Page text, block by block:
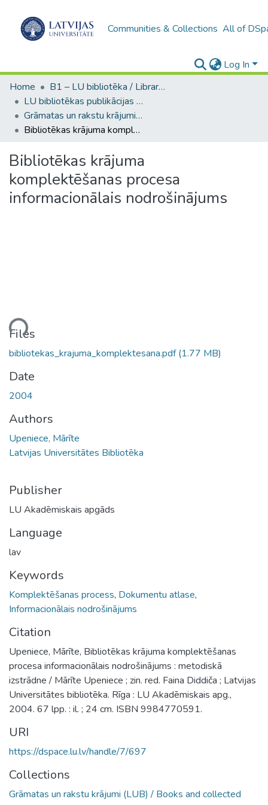
Communities & Collections All of
Log In
Home
B1 – LU bibliotēka / Library of the UL
LU bibliotēkas publikācijas / Publications of the University Library
Grāmatas un rakstu krājumi (LUB) / Books and collected articles
Bibliotēkas krājuma komplektēšanas procesa informacionālais nodrošinājums
Bibliotēkas krājuma
komplektēšanas procesa
informacionālais nodrošinājums
Files
bibliotekas_krajuma_komplektesana.pdf(1.77 MB)
Date
2004
Authors
Upeniece, Mārīte
Latvijas Universitātes Bibliotēka
Publisher
LU Akadēmiskais apgāds
Language
lav
Keywords
Komplektēšanas process, Dokumentu atlase,
Informacionālais nodrošinājums
Citation
Upeniece, Mārīte, Bibliotēkas krājuma komplektēšanas
procesa informacionālais nodrošinājums : metodiskā
izstrādne / Mārīte Upeniece ; zin. red. Faina Diddiča ; Latvijas
Universitātes bibliotēka. Rīga : LU Akadēmiskais apg.,
2004. 67 lpp. : il. ; 24 cm. ISBN 9984770591.
URI
https://dspace.lu.lv/handle/7/697
Collections
Grāmatas un rakstu krājumi (LUB) / Books and collected